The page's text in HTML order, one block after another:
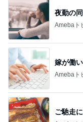
夜勤の
Amebaト
嫁が働
Amebaト
ご馳走